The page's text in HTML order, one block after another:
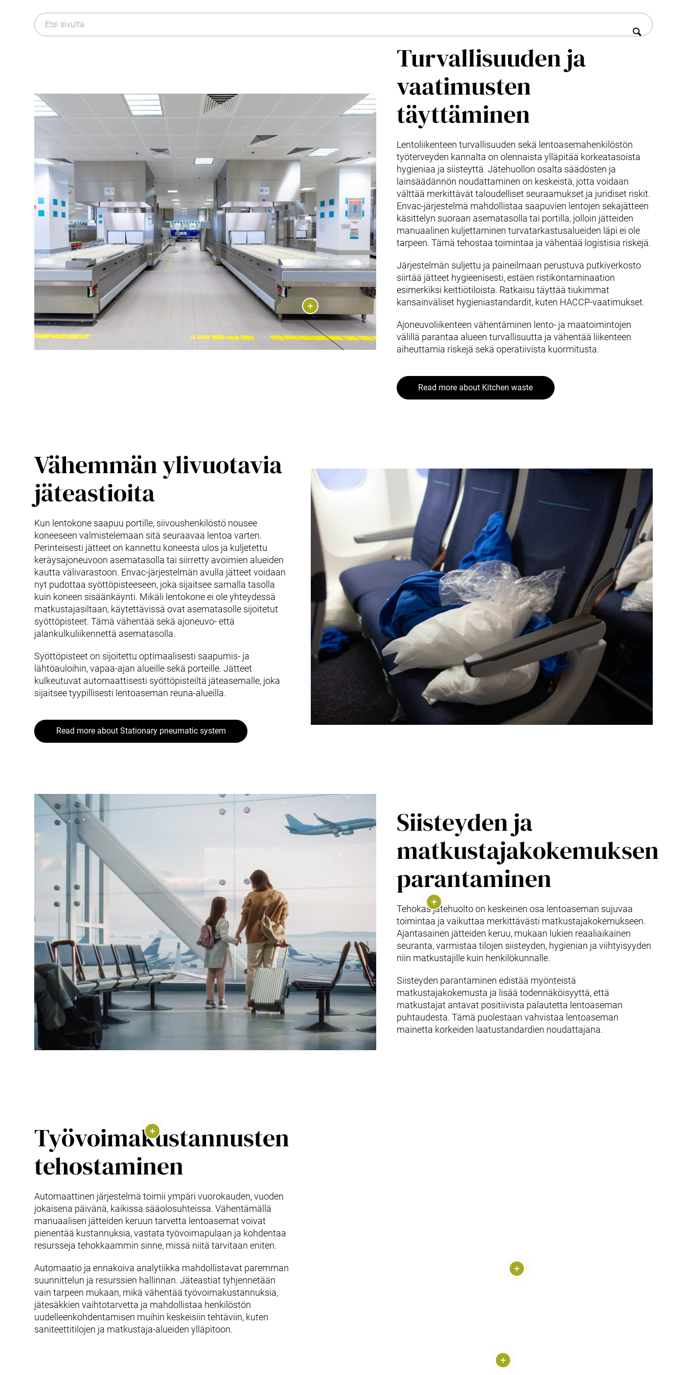
Näkemyksiä & Oivalluksia (eng)
Lehdistö
Envacista
Historiaa
Turvallisuuden ja
vaatimusten
täyttäminen
Lentoliikenteen turvallisuuden sekä lentoasemahenkilöstön
työterveyden kannalta on olennaista ylläpitää korkeatasoista
hygieniaa ja siisteyttä. Jätehuollon osalta säädösten ja
lainsäädännön noudattaminen on keskeistä, jotta voidaan
välttää merkittävät taloudelliset seuraamukset ja juridiset riskit.
Envac-järjestelmä mahdollistaa saapuvien lentojen sekajätteen
käsittelyn suoraan asematasolla tai portilla, jolloin jätteiden
manuaalinen kuljettaminen turvatarkastusalueiden läpi ei ole
tarpeen. Tämä tehostaa toimintaa ja vähentää logistisia riskejä.
Järjestelmän suljettu ja paineilmaan perustuva putkiverkosto
siirtää jätteet hygieenisesti, estäen ristikontaminaation
esimerkiksi keittiötiloista. Ratkaisu täyttää tiukimmat
kansainväliset hygieniastandardit, kuten HACCP-vaatimukset.
Ajoneuvoliikenteen vähentäminen lento- ja maatoimintojen
välillä parantaa alueen turvallisuutta ja vähentää liikenteen
aiheuttamia riskejä sekä operatiivista kuormitusta.
Read more about Kitchen waste
Vähemmän ylivuotavia
jäteastioita
Kun lentokone saapuu portille, siivoushenkilöstö nousee
koneeseen valmistelemaan sitä seuraavaa lentoa varten.
Perinteisesti jätteet on kannettu koneesta ulos ja kuljetettu
keräysajoneuvoon asematasolla tai siirretty avoimien alueiden
kautta välivarastoon. Envac-järjestelmän avulla jätteet voidaan
nyt pudottaa syöttöpisteeseen, joka sijaitsee samalla tasolla
kuin koneen sisäänkäynti. Mikäli lentokone ei ole yhteydessä
matkustajasiltaan, käytettävissä ovat asematasolle sijoitetut
syöttöpisteet. Tämä vähentää sekä ajoneuvo- että
jalankulkuliikennettä asematasolla.
Syöttöpisteet on sijoitettu optimaalisesti saapumis- ja
lähtöauloihin, vapaa-ajan alueille sekä porteille. Jätteet
kulkeutuvat automaattisesti syöttöpisteiltä jäteasemalle, joka
sijaitsee tyypillisesti lentoaseman reuna-alueilla.
Read more about Stationary pneumatic system
Siisteyden ja
matkustajakokemuksen
parantaminen
Tehokas jätehuolto on keskeinen osa lentoaseman sujuvaa
toimintaa ja vaikuttaa merkittävästi matkustajakokemukseen.
Ajantasainen jätteiden keruu, mukaan lukien reaaliaikainen
seuranta, varmistaa tilojen siisteyden, hygienian ja viihtyisyyden
niin matkustajille kuin henkilökunnalle.
Siisteyden parantaminen edistää myönteistä
matkustajakokemusta ja lisää todennäköisyyttä, että
matkustajat antavat positiivista palautetta lentoaseman
puhtaudesta. Tämä puolestaan vahvistaa lentoaseman
mainetta korkeiden laatustandardien noudattajana.
Työvoimakustannusten
tehostaminen
Automaattinen järjestelmä toimii ympäri vuorokauden, vuoden
jokaisena päivänä, kaikissa sääolosuhteissa. Vähentämällä
manuaalisen jätteiden keruun tarvetta lentoasemat voivat
pienentää kustannuksia, vastata työvoimapulaan ja kohdentaa
resursseja tehokkaammin sinne, missä niitä tarvitaan eniten.
Automaatio ja ennakoiva analytiikka mahdollistavat paremman
suunnittelun ja resurssien hallinnan. Jäteastiat tyhjennetään
vain tarpeen mukaan, mikä vähentää työvoimakustannuksia,
jätesäkkien vaihtotarvetta ja mahdollistaa henkilöstön
uudelleenkohdentamisen muihin keskeisiin tehtäviin, kuten
saniteettitilojen ja matkustaja-alueiden ylläpitoon.